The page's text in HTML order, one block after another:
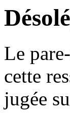
Le
cette
jugée